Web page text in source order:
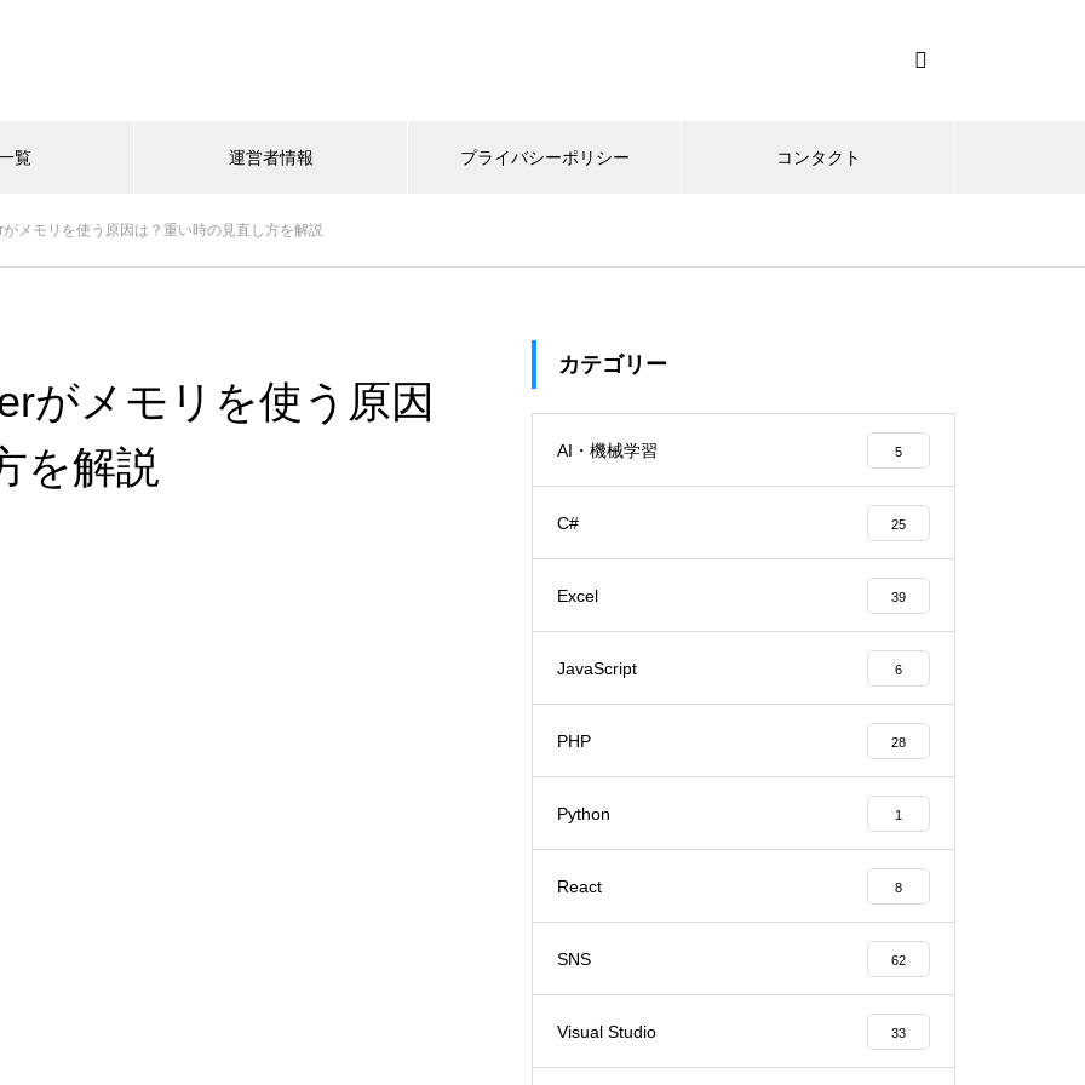
覧 運営者情報 プライバシーポリシー コンタクト
メモリを使う原因は？重い時の見直し方を解説
がメモリを使う原因
を解説
カテゴリー
AI・機械学習 5
C# 25
Excel 39
JavaScript 6
PHP 28
Python 1
React 8
SNS 62
Visual Studio 33